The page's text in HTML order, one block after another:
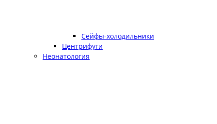
Сейфы-холодильники
Центрифуги
Неонатология